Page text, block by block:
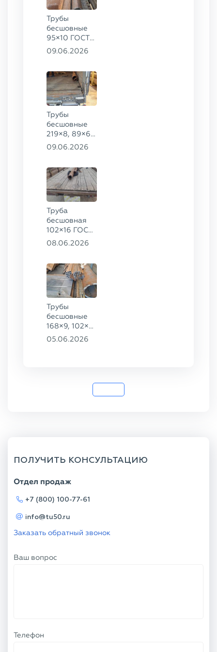
Трубы
бесшовные
95×10 ГОСТ
8732-78, ст.
09.06.2026
Трубы
бесшовные
219×8, 89×6,
38×4 ГОСТ
14-3Р-55-
2001 сталь
12Х1МФ
09.06.2026
Труба
бесшовная
102×16 ГОСТ
8732-78, ст.
08.06.2026
Трубы
бесшовные
168×9, 102×4,
102×16,
05.06.2026
ПОЛУЧИТЬ КОНСУЛЬТАЦИЮ
Отдел продаж
+7 (800) 100-77-61
info@tu50.ru
Заказать обратный звонок
Ваш вопрос